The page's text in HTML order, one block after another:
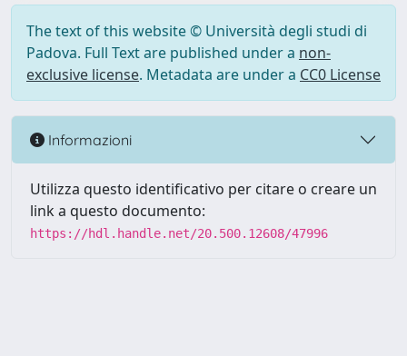
The text of this website © Università degli studi di
Padova. Full Text are published under a non-
exclusive license. Metadata are under a CC0 License
Informazioni
Utilizza questo identificativo per citare o creare un
link a questo documento:
https://hdl.handle.net/20.500.12608/47996